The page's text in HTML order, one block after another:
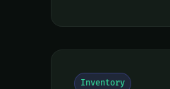
Inventory